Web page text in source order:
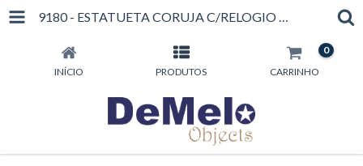
9180 - ESTATUETA CORUJA C/RELOGIO PINT GOLD19CM JG C/2
INÍCIO PRODUTOS CARRINHO
0